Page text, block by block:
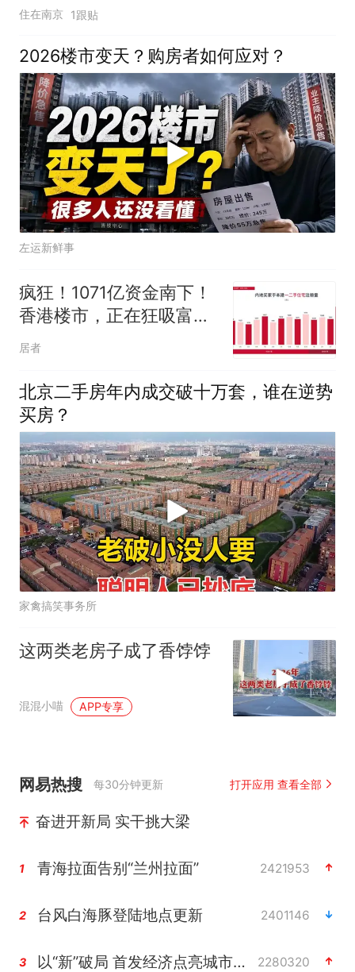
住在南京 1跟贴
2026楼市变天？购房者如何应对？
左运新鲜事
疯狂！1071亿资金南下！
香港楼市，正在狂吸富人
购买力
居者
北京二手房年内成交破十万套，谁在逆势
买房？
家禽搞笑事务所
这两类老房子成了香饽饽
混混小喵 APP专享
网易热搜 每30分钟更新 打开应用 查看全部
奋进开新局 实干挑大梁
1 青海拉面告别“兰州拉面” 2421953
2 台风白海豚登陆地点更新 2401146
3 以“新”破局 首发经济点亮城市消费活力 2280320